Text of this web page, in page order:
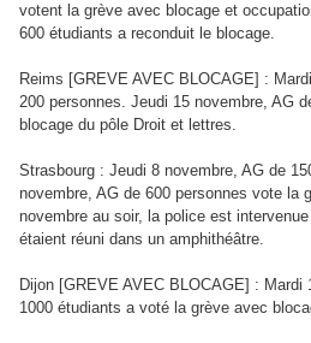
votent la grève avec blocage et
600 étudiants a reconduit le blocage.
Reims [GREVE AVEC BLOCAGE] :
200 personnes. Jeudi 15 novembre, AG
blocage du pôle Droit et lettres.
Strasbourg : Jeudi 8 novembre, AG de
novembre, AG de 600 personnes vote la
novembre au soir, la police est
étaient réuni dans un amphithéâtre.
Dijon [GREVE AVEC BLOCAGE] : Mardi
1000 étudiants a voté la grève avec